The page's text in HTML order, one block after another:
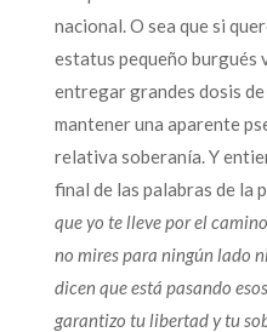
nacional. O sea que si
estatus pequeño burgués
entregar grandes dosis
mantener una aparente
relativa soberanía. Y
final de las palabras de la
que yo te lleve por el
no mires para ningún lado
dicen que está pasando
garantizo tu libertad y tu